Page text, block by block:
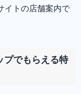
イトの店舗案内で
プでもらえる特